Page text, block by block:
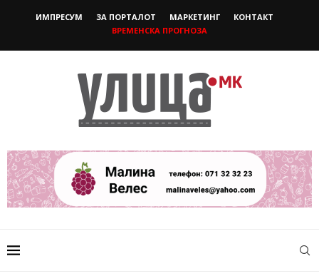
ИМПРЕСУМ ЗА ПОРТАЛОТ МАРКЕТИНГ
КОНТАКТ
ВРЕМЕНСКА ПРОГНОЗА